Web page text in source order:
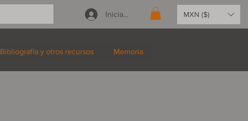
Iniciar sesión MXN ($)
Bibliografía y otros recursos Memoria